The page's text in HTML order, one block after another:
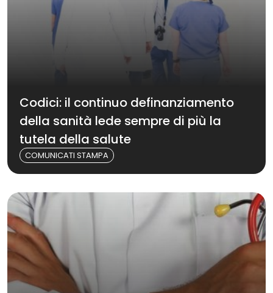
Codici: il continuo definanziamento
della sanità lede sempre di più la
tutela della salute
COMUNICATI STAMPA